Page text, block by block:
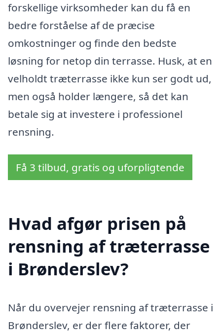
forskellige virksomheder kan du få en
bedre forståelse af de præcise
omkostninger og finde den bedste
løsning for netop din terrasse. Husk, at en
velholdt træterrasse ikke kun ser godt ud,
men også holder længere, så det kan
betale sig at investere i professionel
rensning.
Få 3 tilbud, gratis og uforpligtende
Hvad afgør prisen på
rensning af træterrasse
i Brønderslev?
Når du overvejer rensning af træterrasse i
Brønderslev, er der flere faktorer, der